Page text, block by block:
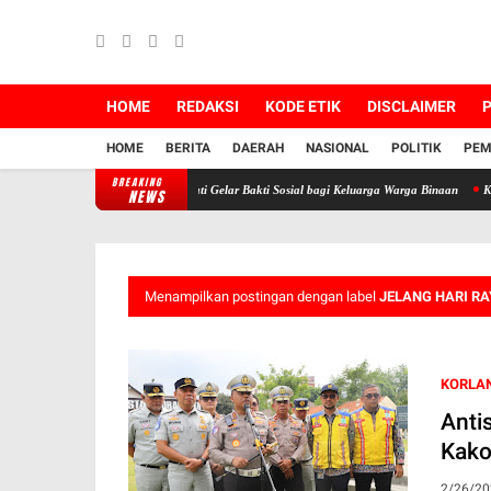
HOME REDAKSI KODE ETIK DISCLAIMER
HOME BERITA DAERAH NASIONAL POLITIK
BREAKING
NEWS
Kebersamaan, Lapas Pati Gelar Bakti Sosial bagi Keluarga Warga Binaan Kapolres
Menampilkan postingan dengan label JELANG HARI